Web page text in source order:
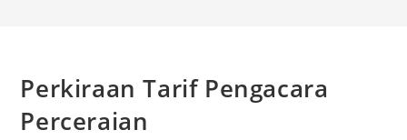
Perkiraan Tarif Pengacara
Perceraian